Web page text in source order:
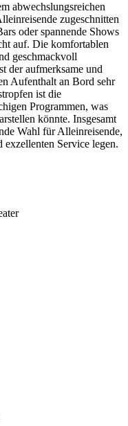
abwechslungsreichen
zugeschnitten
oder spannende Shows
auf. Die komfortablen
geschmackvoll
der aufmerksame und
Aufenthalt an Bord sehr
ist die
Programmen, was
könnte. Insgesamt
Wahl für Alleinreisende,
Service legen.